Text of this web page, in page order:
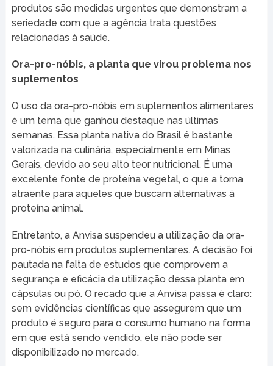
produtos são medidas urgentes que demonstram a
seriedade com que a agência trata questões
relacionadas à saúde.
Ora-pro-nóbis, a planta que virou problema nos
suplementos
O uso da ora-pro-nóbis em suplementos alimentares
é um tema que ganhou destaque nas últimas
semanas. Essa planta nativa do Brasil é bastante
valorizada na culinária, especialmente em Minas
Gerais, devido ao seu alto teor nutricional. É uma
excelente fonte de proteína vegetal, o que a torna
atraente para aqueles que buscam alternativas à
proteína animal.
Entretanto, a Anvisa suspendeu a utilização da ora-
pro-nóbis em produtos suplementares. A decisão foi
pautada na falta de estudos que comprovem a
segurança e eficácia da utilização dessa planta em
cápsulas ou pó. O recado que a Anvisa passa é claro:
sem evidências científicas que assegurem que um
produto é seguro para o consumo humano na forma
em que está sendo vendido, ele não pode ser
disponibilizado no mercado.